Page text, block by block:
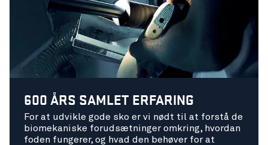
600 ÅRS SAMLET ERFARING
For at udvikle gode sko er vi nødt til at forstå de
biomekaniske forudsætninger omkring, hvordan
foden fungerer, og hvad den behøver for at